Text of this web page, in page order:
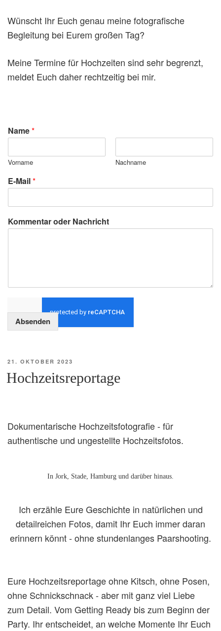
Wünscht Ihr Euch genau meine fotografische
Begleitung bei Eurem großen Tag?
Meine Termine für Hochzeiten sind sehr begrenzt,
meldet Euch daher rechtzeitig bei mir.
Name*
Vorname Nachname
E-Mail*
Kommentar oder Nachricht
Absenden
VERÖFFENTLICHT
21. OKTOBER 2023
Hochzeitsreportage
Dokumentarische Hochzeitsfotografie - für
authentische und ungestellte Hochzeitsfotos.
In Jork, Stade, Hamburg und darüber hinaus.
Ich erzähle Eure Geschichte in natürlichen und
detailreichen Fotos, damit Ihr Euch immer daran
erinnern könnt - ohne stundenlanges Paarshooting.
Eure Hochzeitsreportage ohne Kitsch, ohne Posen,
ohne Schnickschnack - aber mit ganz viel Liebe
zum Detail. Vom Getting Ready bis zum Beginn der
Party. Ihr entscheidet, an welche Momente Ihr Euch